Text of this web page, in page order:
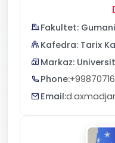
Fakultet:
Kafedra: Tarix
Markaz:
Phone:
Email: